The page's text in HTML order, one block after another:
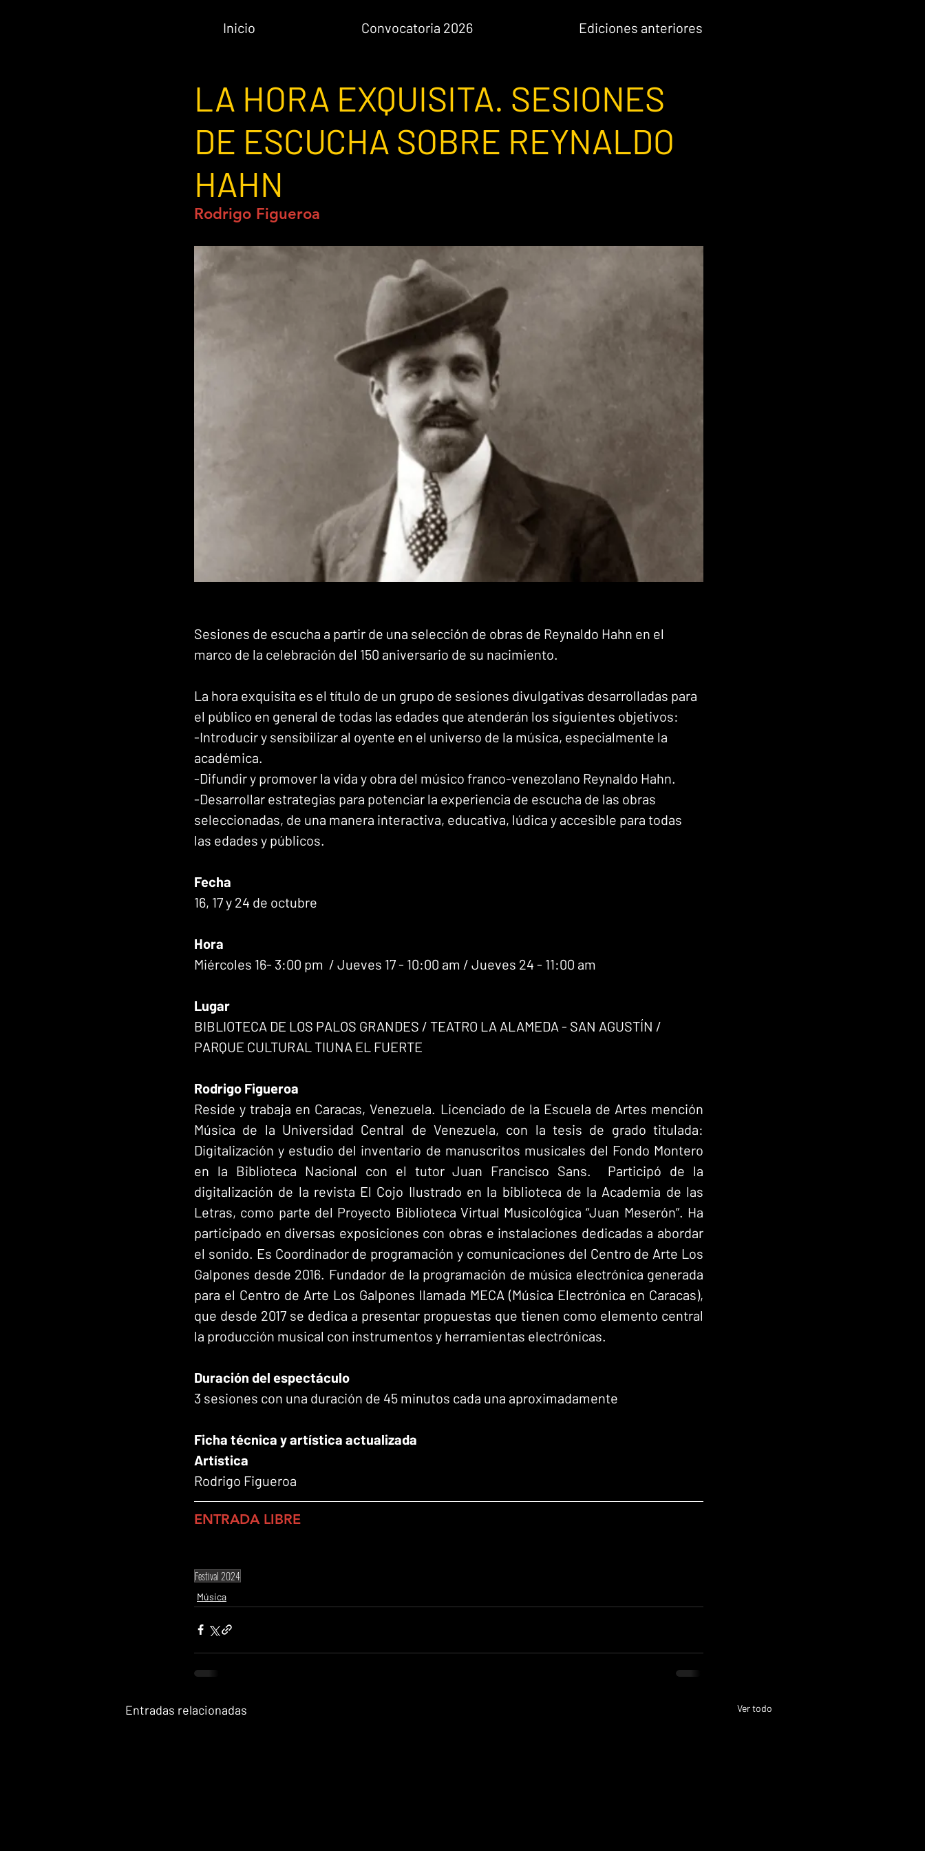
Inicio Convocatoria 2026 Ediciones anteriores
LA HORA EXQUISITA. SESIONES
DE ESCUCHA SOBRE REYNALDO
HAHN
Rodrigo Figueroa
Sesiones de escucha a partir de una selección de obras de Reynaldo Hahn en el
marco de la celebración del 150 aniversario de su nacimiento.
La hora exquisita es el título de un grupo de sesiones divulgativas desarrolladas para
el público en general de todas las edades que atenderán los siguientes objetivos:
-Introducir y sensibilizar al oyente en el universo de la música, especialmente la
académica.
-Difundir y promover la vida y obra del músico franco-venezolano Reynaldo Hahn.
-Desarrollar estrategias para potenciar la experiencia de escucha de las obras
seleccionadas, de una manera interactiva, educativa, lúdica y accesible para todas
las edades y públicos.
Fecha
16, 17 y 24 de octubre
Hora
Miércoles 16- 3:00 pm  / Jueves 17 - 10:00 am / Jueves 24 - 11:00 am
Lugar
BIBLIOTECA DE LOS PALOS GRANDES / TEATRO LA ALAMEDA - SAN AGUSTÍN /
PARQUE CULTURAL TIUNA EL FUERTE
Rodrigo Figueroa
Reside y trabaja en Caracas, Venezuela. Licenciado de la Escuela de Artes mención
Música de la Universidad Central de Venezuela, con la tesis de grado titulada:
Digitalización y estudio del inventario de manuscritos musicales del Fondo Montero
en la Biblioteca Nacional con el tutor Juan Francisco Sans.  Participó de la
digitalización de la revista El Cojo Ilustrado en la biblioteca de la Academia de las
Letras, como parte del Proyecto Biblioteca Virtual Musicológica “Juan Meserón”. Ha
participado en diversas exposiciones con obras e instalaciones dedicadas a abordar
el sonido. Es Coordinador de programación y comunicaciones del Centro de Arte Los
Galpones desde 2016. Fundador de la programación de música electrónica generada
para el Centro de Arte Los Galpones llamada MECA (Música Electrónica en Caracas),
que desde 2017 se dedica a presentar propuestas que tienen como elemento central
la producción musical con instrumentos y herramientas electrónicas.
Duración del espectáculo
3 sesiones con una duración de 45 minutos cada una aproximadamente
Ficha técnica y artística actualizada
Artística
Rodrigo Figueroa
ENTRADA LIBRE
Festival 2024
Música
Entradas relacionadas Ver todo